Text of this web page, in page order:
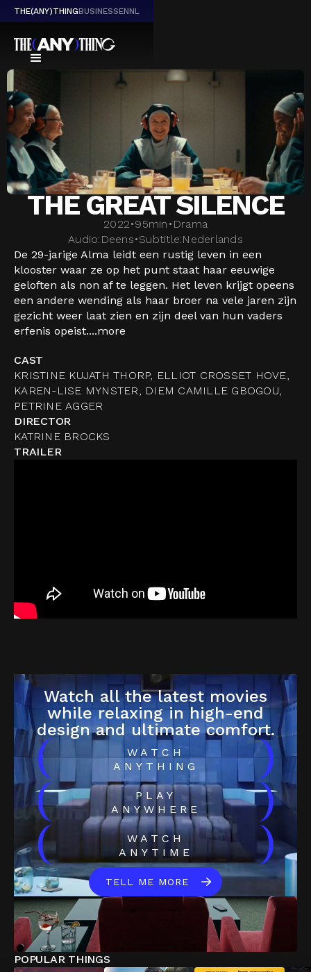
THE(ANY)THINGBUSINESSENNL
THE GREAT SILENCE
2022•95min • Drama
Audio: Deens•Subtitle:Nederlands
De 29-jarige Alma leidt een rustig leven in een
klooster waar ze op het punt staat haar eeuwige
geloften als non af te leggen. Het leven krijgt opeens
een andere wending als haar broer na vele jaren zijn
gezicht weer laat zien en zijn deel van hun vaders
erfenis opeist....more
CAST
KRISTINE KUJATH THORP, ELLIOT CROSSET HOVE,
KAREN-LISE MYNSTER, DIEM CAMILLE GBOGOU,
PETRINE AGGER
DIRECTOR
KATRINE BROCKS
TRAILER
Watch all the latest movies
while relaxing in high-end
design and ultimate comfort.
(
WATCH
ANYTHING
)
(
PLAY
ANYWHERE
)
(
WATCH
ANYTIME
)
TELL ME MORE
POPULAR THINGS